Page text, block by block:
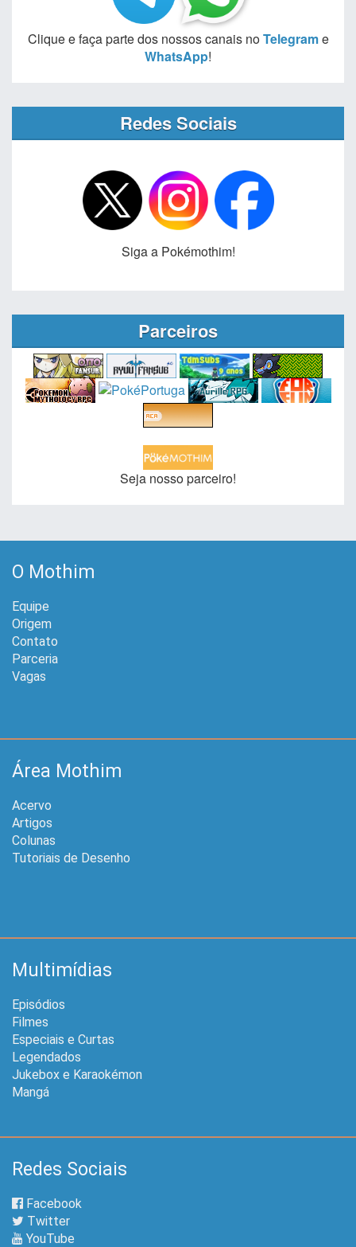
Clique e faça parte dos nossos canais noTelegrame
WhatsApp!
Redes Sociais
Siga a Pokémothim!
Parceiros
Seja nosso parceiro!
O Mothim
Equipe
Origem
Contato
Parceria
Vagas
Área Mothim
Acervo
Artigos
Colunas
Tutoriais de Desenho
Multimídias
Episódios
Filmes
Especiais e Curtas
Legendados
Jukebox e Karaokémon
Mangá
Redes Sociais
Facebook
Twitter
YouTube